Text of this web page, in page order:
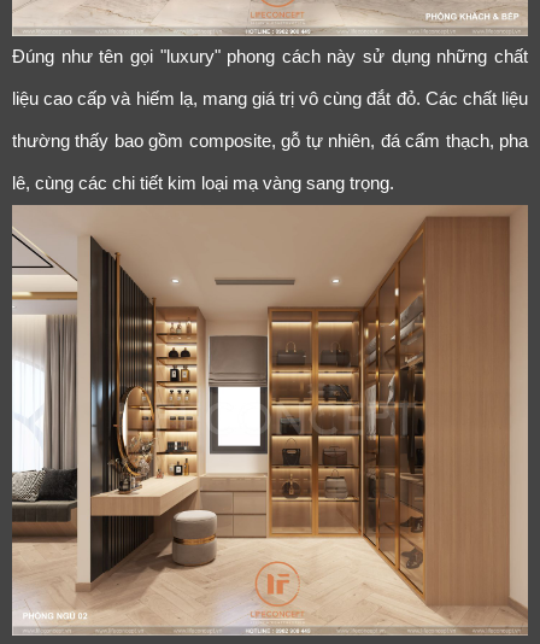
Đúng như tên gọi "luxury" phong cách này sử dụng những chất
liệu cao cấp và hiếm lạ, mang giá trị vô cùng đắt đỏ. Các chất liệu
thường thấy bao gồm composite, gỗ tự nhiên, đá cẩm thạch, pha
lê, cùng các chi tiết kim loại mạ vàng sang trọng.